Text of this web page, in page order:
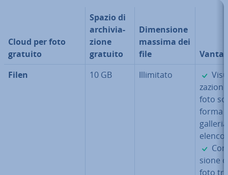
Cloud per foto
gratuito
Spazio di
ar­chi­via­
zio­ne
gratuito
Di­men­sio­ne
massima dei
file
Filen
10 GB Il­li­mi­ta­to ✓
foto
forma
elenco
✓
sio­ne
foto